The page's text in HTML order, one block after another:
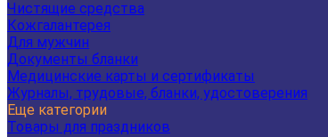
Чистящие средства
Кожгалантерея
Для мужчин
Документы бланки
Медицинские карты и сертификаты
Журналы, трудовые, бланки, удостоверения
Еще категории
Товары для праздников